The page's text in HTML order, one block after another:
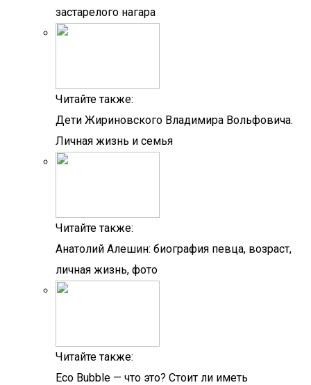
застарелого нагара
Читайте также:
Дети Жириновского Владимира Вольфовича.
Личная жизнь и семья
Читайте также:
Анатолий Алешин: биография певца, возраст,
личная жизнь, фото
Читайте также:
Eco Bubble — что это? Стоит ли иметь